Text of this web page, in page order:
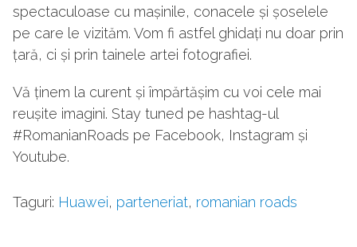
spectaculoase cu mașinile, conacele și șoselele
pe care le vizităm. Vom fi astfel ghidați nu doar prin
țară, ci și prin tainele artei fotografiei.
Vă ținem la curent și împărtășim cu voi cele mai
reușite imagini. Stay tuned pe hashtag-ul
#RomanianRoads pe Facebook, Instagram și
Youtube.
Taguri: Huawei, parteneriat, romanian roads